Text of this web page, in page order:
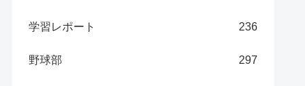
学習レポート 236
野球部 297